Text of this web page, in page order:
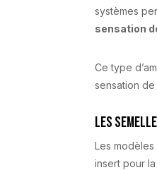
systèmes
sensation
Ce type
sensation
Les
Les
insert pour